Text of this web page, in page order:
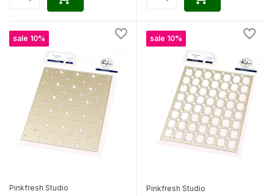
sale 10%
Pinkfresh Studio
sale 10%
Pinkfresh Studio